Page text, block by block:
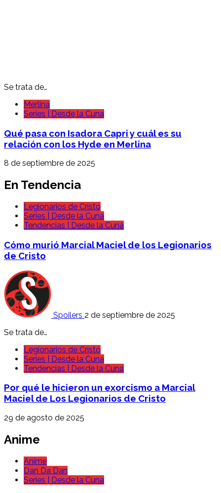
Se trata de…
Merlina
Series | Desde la Cuna
Qué pasa con Isadora Capri y cuál es su
relación con los Hyde en Merlina
8 de septiembre de 2025
En Tendencia
Legionarios de Cristo
Series | Desde la Cuna
Tendencias | Desde la Cuna
Cómo murió Marcial Maciel de los Legionarios
de Cristo
Spoilers 2 de septiembre de 2025
Se trata de…
Legionarios de Cristo
Series | Desde la Cuna
Tendencias | Desde la Cuna
Por qué le hicieron un exorcismo a Marcial
Maciel de Los Legionarios de Cristo
29 de agosto de 2025
Anime
Anime
Dan Da Dan
Series | Desde la Cuna